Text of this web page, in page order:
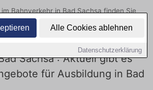
Alle Cookies ablehnen
Datenschutzerklärung
Bahnverkehr in Bad Sachsa finden Sie
Entdecken Sie freie Optionen von Top-
Sie sich noch heute.
Sachsa : Aktuell gibt es
für Ausbildung in Bad